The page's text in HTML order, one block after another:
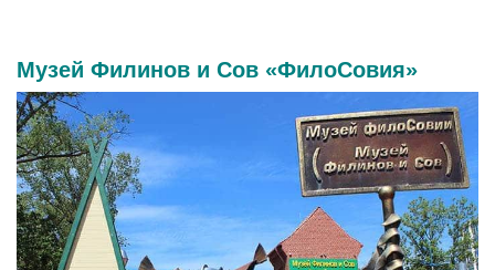
Музей Филинов и Сов «ФилоСовия»